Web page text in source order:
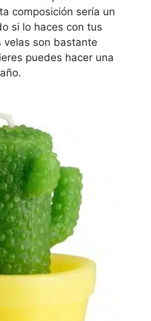
composición sería un
si lo haces con tus
velas son bastante
puedes hacer una